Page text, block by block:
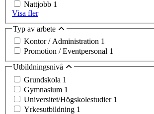
Nattjobb 1
Visa fler
Typ av arbete
Kontor / Administration 1
Promotion / Eventpersonal 1
Utbildningsnivå
Grundskola 1
Gymnasium 1
Universitet/Högskolestudier 1
Yrkesutbildning 1